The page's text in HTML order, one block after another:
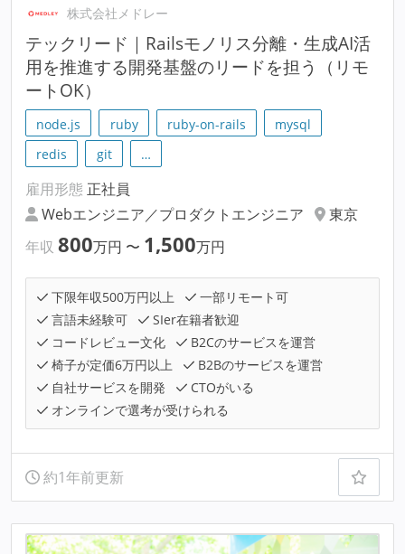
株式会社メドレー
テックリード｜Railsモノリス分離・生成AI活
用を推進する開発基盤のリードを担う（リモ
ートOK）
node.js ruby ruby-on-rails
mysql
redis
git …
雇用形態 正社員
Webエンジニア／プロダクトエンジニア
東京
年収 800万円 〜 1,500万円
下限年収500万円以上
一部リモート可
言語未経験可
SIer在籍者歓迎
コードレビュー文化
B2Cのサービスを運営
椅子が定価6万円以上
B2Bのサービスを運営
自社サービスを開発
CTOがいる
オンラインで選考が受けられる
約1年前更新